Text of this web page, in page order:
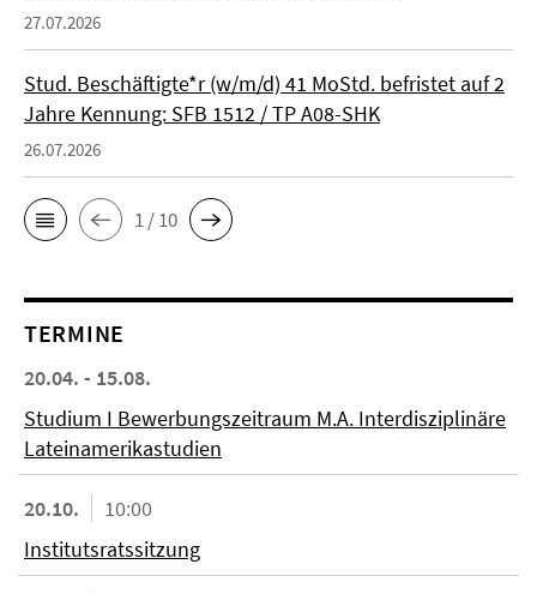
27.07.2026
Stud. Beschäftigte*r (w/m/d) 41 MoStd. befristet auf 2
Jahre Kennung: SFB 1512 / TP A08-SHK
26.07.2026
1 / 10
TERMINE
20.04. - 15.08.
Studium I Bewerbungszeitraum M.A. Interdisziplinäre
Lateinamerikastudien
20.10.
10:00
Institutsratssitzung